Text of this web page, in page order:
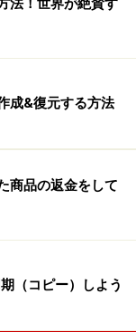
バックアップ作
す
する方法
成したバックア
ックアップの復
法！世界が絶賛す
成&復元する方法
商品の返金をして
（コピー）しよう